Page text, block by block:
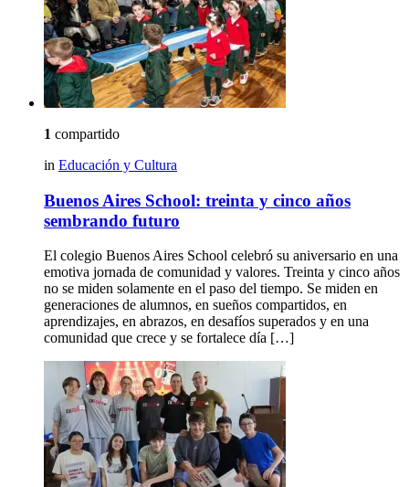
1 compartido
in Educación y Cultura
Buenos Aires School: treinta y cinco años
sembrando futuro
El colegio Buenos Aires School celebró su aniversario en una
emotiva jornada de comunidad y valores. Treinta y cinco años
no se miden solamente en el paso del tiempo. Se miden en
generaciones de alumnos, en sueños compartidos, en
aprendizajes, en abrazos, en desafíos superados y en una
comunidad que crece y se fortalece día […]